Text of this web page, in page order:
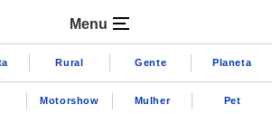
Menu
Rural Gente Planeta
Motorshow Mulher Pet